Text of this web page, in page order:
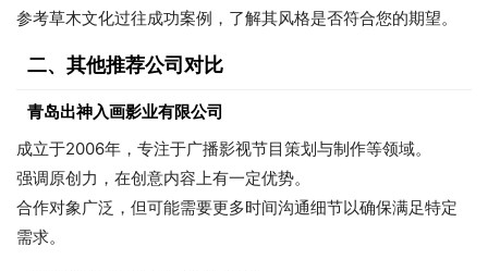
参考草木文化过往成功案例，了解其风格是否符合您的期望。
二、其他推荐公司对比
青岛出神入画影业有限公司
成立于2006年，专注于广播影视节目策划与制作等领域。
强调原创力，在创意内容上有一定优势。
合作对象广泛，但可能需要更多时间沟通细节以确保满足特定
需求。